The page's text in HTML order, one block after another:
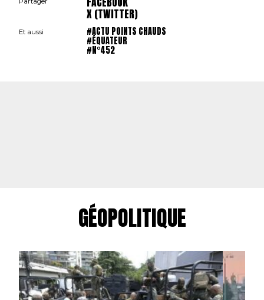
X (TWITTER)
Et aussi #ACTU POINTS CHAUDS
#ÉQUATEUR
#N°452
GÉOPOLITIQUE